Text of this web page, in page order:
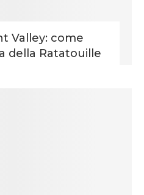
Valley: come
della Ratatouille